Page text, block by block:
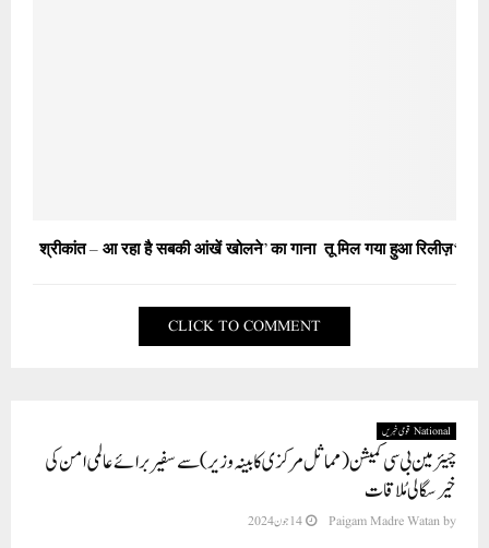
‘श्रीकांत – आ रहा है सबकी आंखें खोलने’ का गाना तू मिल गया हुआ रिलीज़
CLICK TO COMMENT
National قومی خبریں
چیئرمین بی سی کمیشن ( مماثل مرکزی کابینہ وزیر) سے سفیر برائے عالمی امن کی
خیر سگالی مُلاقات
by
Paigam Madre Watan 14 جون 2024